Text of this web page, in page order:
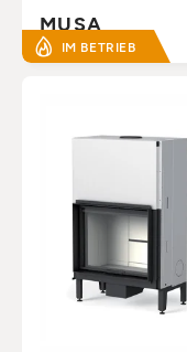
IM BETRIEB
MUSA